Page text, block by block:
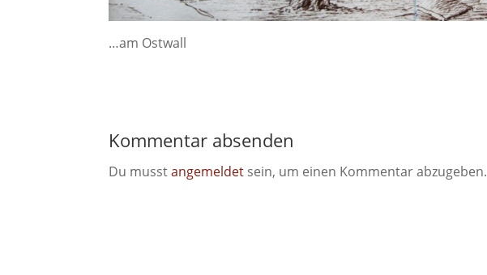
…am Ostwall
Kommentar absenden
Du musstangemeldet sein, um einen Kommentar abzugeben.